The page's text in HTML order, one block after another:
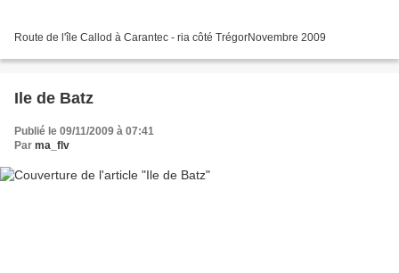
Route de l'île Callod à Carantec - ria côté TrégorNovembre 2009
Ile de Batz
Publié le 09/11/2009 à 07:41
Par ma_flv